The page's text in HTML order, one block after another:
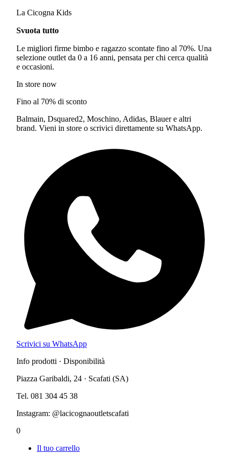
La Cicogna Kids
Svuota tutto
Le migliori firme bimbo e ragazzo scontate fino al 70%. Una
selezione outlet da 0 a 16 anni, pensata per chi cerca qualità
e occasioni.
In store now
Fino al 70% di sconto
Balmain, Dsquared2, Moschino, Adidas, Blauer e altri
brand. Vieni in store o scrivici direttamente su WhatsApp.
Scrivici su WhatsApp
Info prodotti · Disponibilità
Piazza Garibaldi, 24 · Scafati (SA)
Tel. 081 304 45 38
Instagram: @lacicognaoutletscafati
0
Il tuo carrello